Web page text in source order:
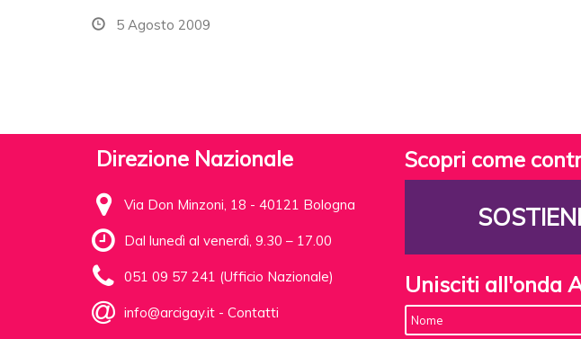
5 Agosto 2009
Direzione Nazionale
Via Don Minzoni, 18 - 40121 Bologna
Dal lunedì al venerdì, 9.30 – 17.00
051 09 57 241 (Ufficio Nazionale)
info@arcigay.it - Contatti
Scopri come
Unisciti all'onda